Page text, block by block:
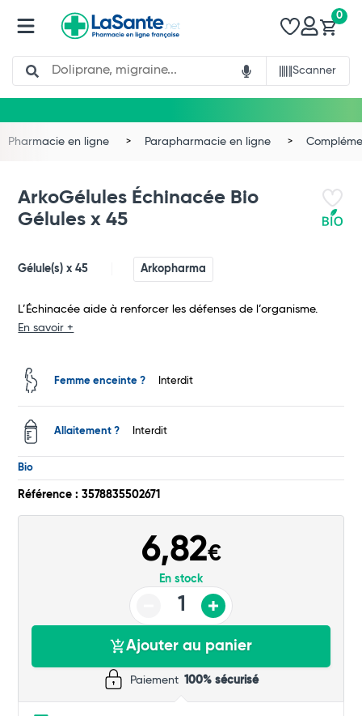
Search
Scanner
0
Commander
Pharmacie en ligne Parapharmacie en ligne
ArkoGélules Échinacée Bio
Gélules x 45
Gélule(s) x 45 Arkopharma
L’Échinacée aide à renforcer les défenses de l’organisme.
En savoir +
Femme enceinte ? Interdit
Allaitement ? Interdit
Bio
Référence : 3578835502671
6,82€
En stock
Ajouter au panier
Paiement 100% sécurisé